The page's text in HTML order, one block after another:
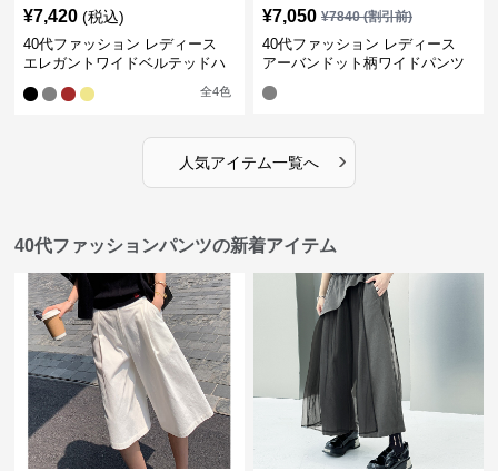
¥7,420 (税込)
40代ファッション レディース
エレガントワイドベルテッドハ
全4色
¥7,050 ¥7840(割引前)
40代ファッション レディース
アーバンドット柄ワイドパンツ
人気アイテム一覧へ ›
40代ファッションパンツの新着アイテム